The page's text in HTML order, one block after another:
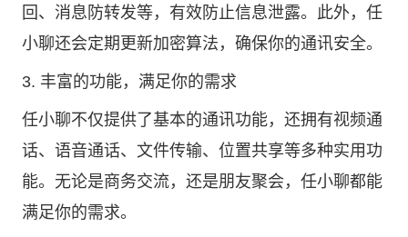
回、消息防转发等，有效防止信息泄露。此外，任
小聊还会定期更新加密算法，确保你的通讯安全。
3. 丰富的功能，满足你的需求
任小聊不仅提供了基本的通讯功能，还拥有视频通
话、语音通话、文件传输、位置共享等多种实用功
能。无论是商务交流，还是朋友聚会，任小聊都能
满足你的需求。